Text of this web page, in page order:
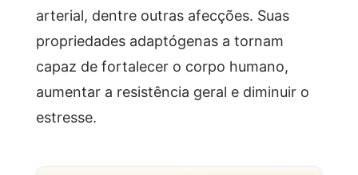
arterial, dentre outras afecções. Suas
propriedades adaptógenas a tornam
capaz de fortalecer o corpo humano,
aumentar a resistência geral e diminuir o
estresse.